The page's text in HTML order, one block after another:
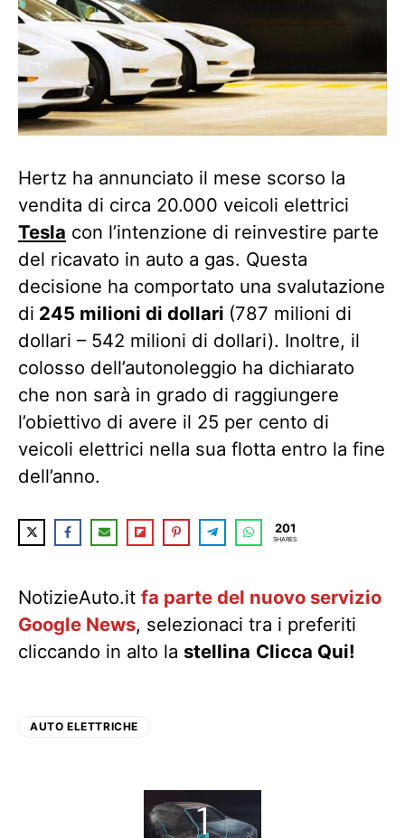
Hertz ha annunciato il mese scorso la
vendita di circa 20.000 veicoli elettrici
Tesla con l’intenzione di reinvestire parte
del ricavato in auto a gas. Questa
decisione ha comportato una svalutazione
di 245 milioni di dollari (787 milioni di
dollari – 542 milioni di dollari). Inoltre, il
colosso dell’autonoleggio ha dichiarato
che non sarà in grado di raggiungere
l’obiettivo di avere il 25 per cento di
veicoli elettrici nella sua flotta entro la fine
dell’anno.
201
SHARES
NotizieAuto.it fa parte del nuovo servizio
Google News, selezionaci tra i preferiti
cliccando in alto la stellina Clicca Qui!
AUTO ELETTRICHE